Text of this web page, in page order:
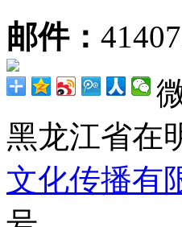
邮件：
黑龙江省
文化传播有